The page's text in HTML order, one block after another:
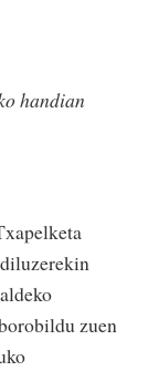
handian
zuen